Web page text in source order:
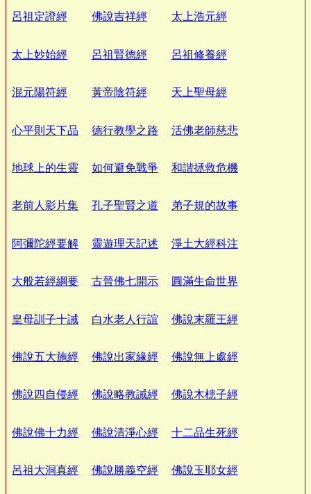
呂祖定證經 佛說吉祥經 太上浩元經
太上妙始經 呂祖賢德經 呂祖修養經
混元陽符經 黃帝陰符經 天上聖母經
心平則天下品 德行教學之路 活佛老師慈悲
地球上的生靈 如何避免戰爭 和諧拯救危機
老前人影片集 孔子聖賢之道 弟子規的故事
阿彌陀經要解 靈遊理天記述 淨土大經科注
大般若經綱要 古晉佛七開示 圓滿生命世界
皇母訓子十誡 白水老人行誼 佛說末羅王經
佛說五大施經 佛說出家緣經 佛說無上處經
佛說四自侵經 佛說略教誡經 佛說木槵子經
佛說佛十力經 佛說清淨心經 十二品生死經
呂祖大洞真經 佛說勝義空經 佛說玉耶女經